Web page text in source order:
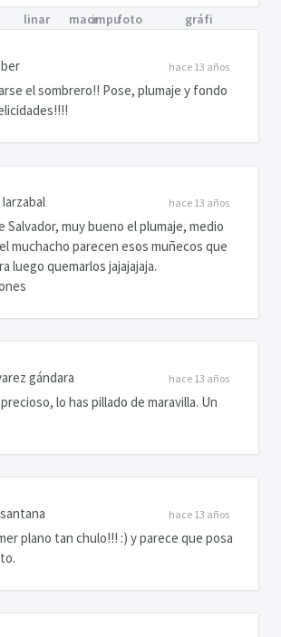
hace 13 años
el sombrero!! Pose, plumaje y fondo
hace 13 años
Salvador, muy bueno el plumaje, medio
muchacho parecen esos muñecos que
luego quemarlos jajajajaja.
hace 13 años
gándara
lo has pillado de maravilla. Un
hace 13 años
plano tan chulo!!! :) y parece que posa